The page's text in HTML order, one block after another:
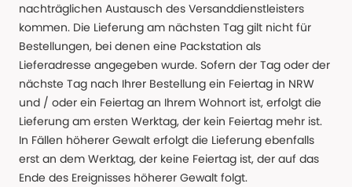
nachträglichen Austausch des Versanddienstleisters
kommen. Die Lieferung am nächsten Tag gilt nicht für
Bestellungen, bei denen eine Packstation als
Lieferadresse angegeben wurde. Sofern der Tag oder der
nächste Tag nach Ihrer Bestellung ein Feiertag in NRW
und / oder ein Feiertag an Ihrem Wohnort ist, erfolgt die
Lieferung am ersten Werktag, der kein Feiertag mehr ist.
In Fällen höherer Gewalt erfolgt die Lieferung ebenfalls
erst an dem Werktag, der keine Feiertag ist, der auf das
Ende des Ereignisses höherer Gewalt folgt.